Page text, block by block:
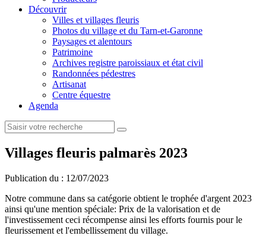
Découvrir
Villes et villages fleuris
Photos du village et du Tarn-et-Garonne
Paysages et alentours
Patrimoine
Archives registre paroissiaux et état civil
Randonnées pédestres
Artisanat
Centre équestre
Agenda
Villages fleuris palmarès 2023
Publication du : 12/07/2023
Notre commune dans sa catégorie obtient le trophée d'argent 2023
ainsi qu'une mention spéciale: Prix de la valorisation et de
l'investissement ceci récompense ainsi les efforts fournis pour le
fleurissement et l'embellissement du village.